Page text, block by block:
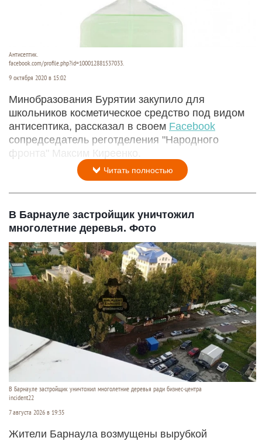
Антисептик.
facebook.com/profile.php?id=100012881537033.
9 октября 2020 в 15:02
Минобразования Бурятии закупило для
школьников косметическое средство под видом
антисептика, рассказал в своем Facebook
сопредседатель реготделения "Народного
фронта" Максим Киреенко.
Читать полностью
В Барнауле застройщик уничтожил
многолетние деревья. Фото
В Барнауле застройщик уничтожил многолетние деревья ради бизнес-центра
incident22
7 августа 2026 в 19:35
Жители Барнаула возмущены вырубкой